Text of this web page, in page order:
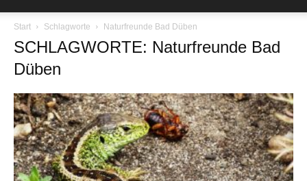
Start Schlagworte Naturfreunde Bad Düben
SCHLAGWORTE: Naturfreunde Bad
Düben